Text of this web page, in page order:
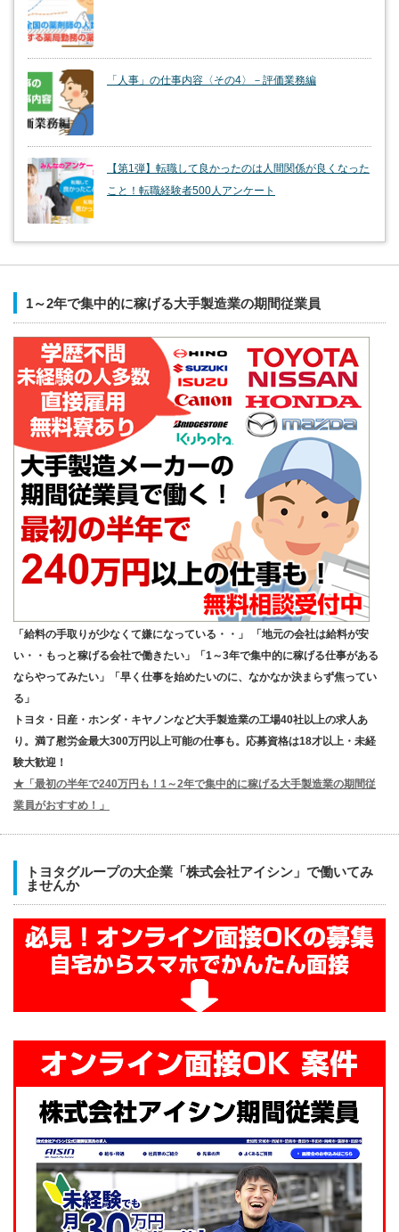
「人事」の仕事内容〈その4〉－評価業務編
【第1弾】転職して良かったのは人間関係が良くなった
こと！転職経験者500人アンケート
1～2年で集中的に稼げる大手製造業の期間従業員
「給料の手取りが少なくて嫌になっている・・」 「地元の会社は給料が安
い・・もっと稼げる会社で働きたい」「1～3年で集中的に稼げる仕事がある
ならやってみたい」「早く仕事を始めたいのに、なかなか決まらず焦ってい
る」
トヨタ・日産・ホンダ・キヤノンなど大手製造業の工場40社以上の求人あ
り。満了慰労金最大300万円以上可能の仕事も。応募資格は18才以上・未経
験大歓迎！
★「最初の半年で240万円も！1～2年で集中的に稼げる大手製造業の期間従
業員がおすすめ！」
トヨタグループの大企業「株式会社アイシン」で働いてみ
ませんか